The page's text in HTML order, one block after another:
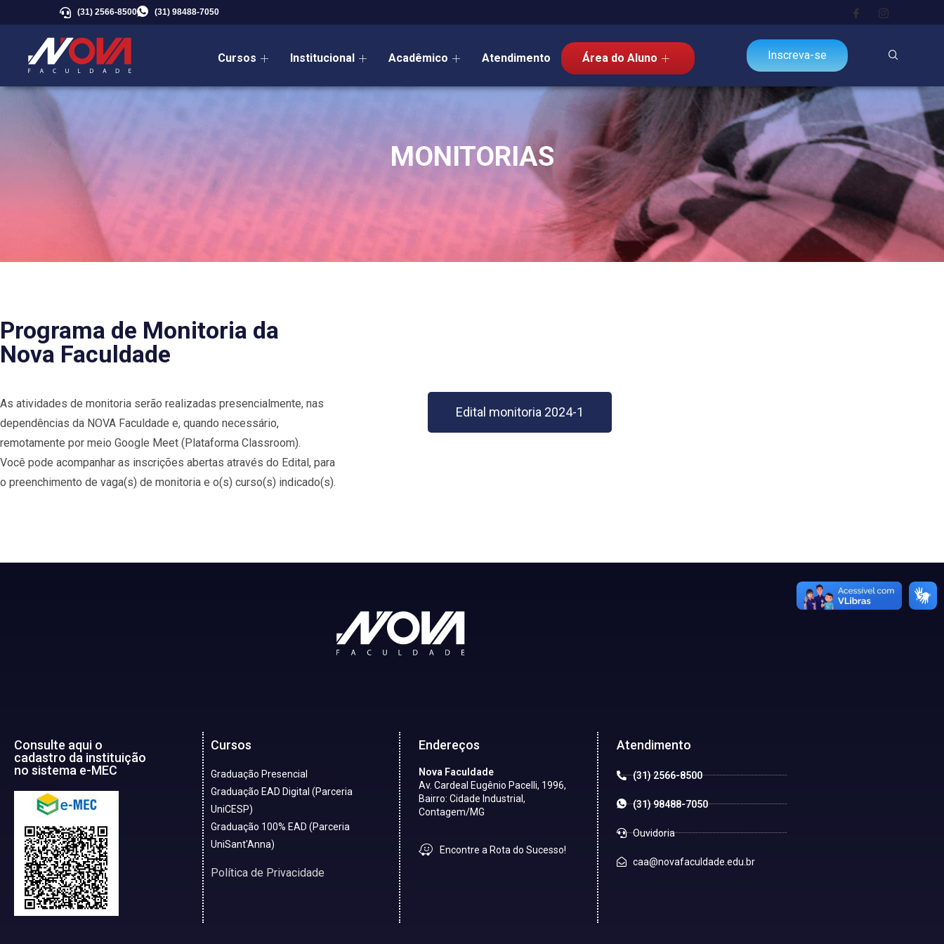
(31) 2566-8500 (31) 98488-7050
Cursos Institucional Acadêmico Atendimento Área do Aluno Inscreva-se
MONITORIAS
Programa de Monitoria da
Nova Faculdade
As atividades de monitoria serão realizadas presencialmente, nas
dependências da NOVA Faculdade e, quando necessário,
remotamente por meio Google Meet (Plataforma Classroom).
Você pode acompanhar as inscrições abertas através do Edital, para
o preenchimento de vaga(s) de monitoria e o(s) curso(s) indicado(s).
Edital monitoria 2024-1
Consulte aqui o
cadastro da instituição
no sistema e-MEC
Cursos
Graduação Presencial
Graduação EAD Digital (Parceria
UniCESP)
Graduação 100% EAD (Parceria
UniSant'Anna)
Política de Privacidade
Endereços
Nova Faculdade
Av. Cardeal Eugênio Pacelli, 1996,
Bairro: Cidade Industrial,
Contagem/MG
Encontre a Rota do Sucesso!
Atendimento
(31) 2566-8500
(31) 98488-7050
Ouvidoria
caa@novafaculdade.edu.br